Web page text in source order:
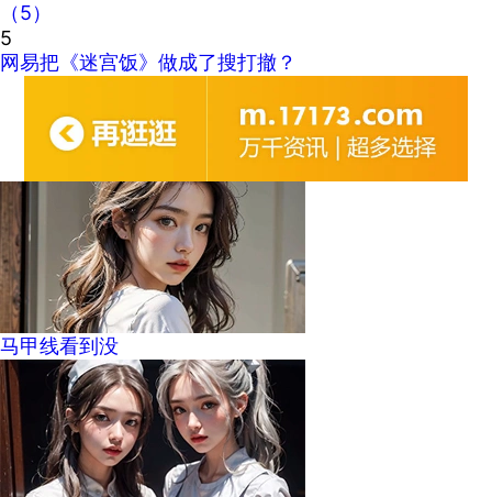
（5）
5
网易把《迷宫饭》做成了搜打撤？
马甲线看到没